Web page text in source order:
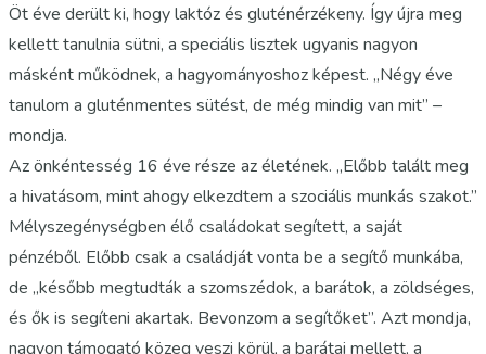
Öt éve derült ki, hogy laktóz és gluténérzékeny. Így újra meg
kellett tanulnia sütni, a speciális lisztek ugyanis nagyon
másként működnek, a hagyományoshoz képest. „Négy éve
tanulom a gluténmentes sütést, de még mindig van mit” –
mondja.
Az önkéntesség 16 éve része az életének. „Előbb talált meg
a hivatásom, mint ahogy elkezdtem a szociális munkás szakot.”
Mélyszegénységben élő családokat segített, a saját
pénzéből. Előbb csak a családját vonta be a segítő munkába,
de „később megtudták a szomszédok, a barátok, a zöldséges,
és ők is segíteni akartak. Bevonzom a segítőket”. Azt mondja,
nagyon támogató közeg veszi körül, a barátai mellett, a